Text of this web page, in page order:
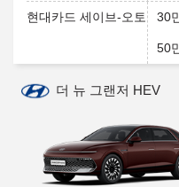
현대카드 세이브-오토 30
50
더 뉴 그랜저 HEV